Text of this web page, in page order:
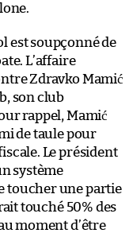
est soupçonné de
L’affaire
Zdravko Mamić
son club
rappel, Mamić
de taule pour
Le président
système
toucher une partie
touché 50% des
moment d’être